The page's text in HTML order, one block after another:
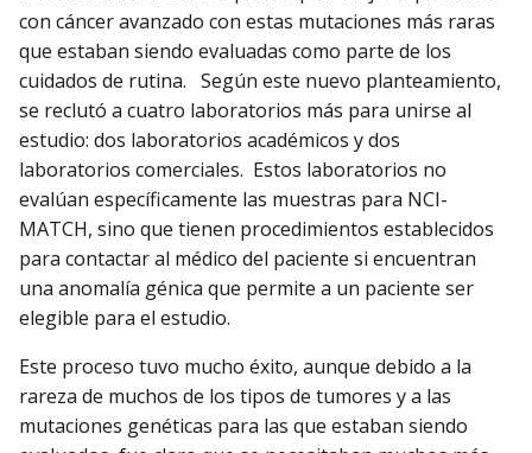
con cáncer avanzado con estas mutaciones más raras
que estaban siendo evaluadas como parte de los
cuidados de rutina. Según este nuevo planteamiento,
se reclutó a cuatro laboratorios más para unirse al
estudio: dos laboratorios académicos y dos
laboratorios comerciales. Estos laboratorios no
evalúan específicamente las muestras para NCI-
MATCH, sino que tienen procedimientos establecidos
para contactar al médico del paciente si encuentran
una anomalía génica que permite a un paciente ser
elegible para el estudio.
Este proceso tuvo mucho éxito, aunque debido a la
rareza de muchos de los tipos de tumores y a las
mutaciones genéticas para las que estaban siendo